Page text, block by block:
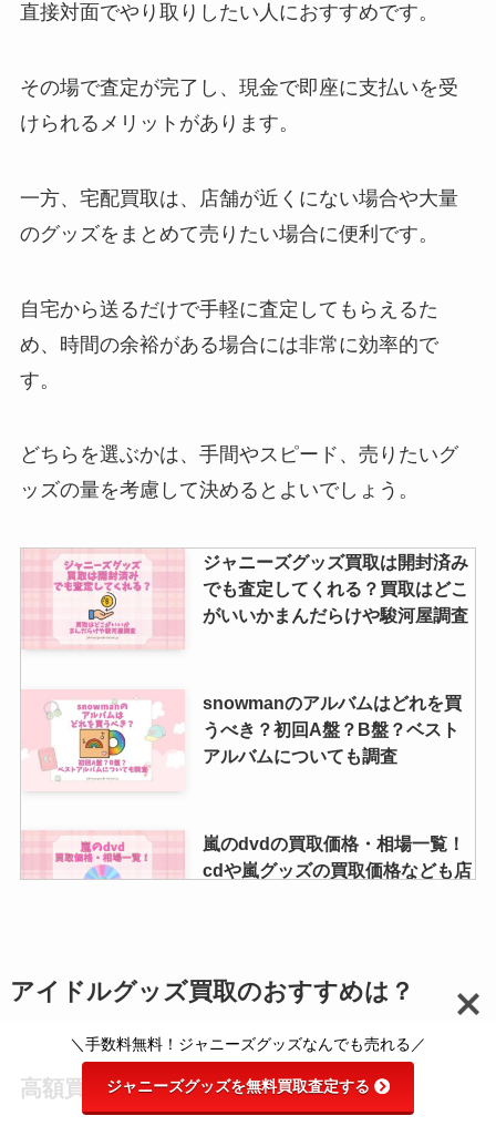
ジャニーズで亡くなった人は誰？
所に所属していて死亡した人は？
人気ない・いじめ・酷評・恥ずか
しいって本当？
sixtonesの活動休止の理由は？い
つから？文春で婚約者が？！解散
危機を調査
アイドルグッズ買取で持ち込みお
意点など調査！
キンプリの買取はいくら？まんだ
らけ・ブックオフ・駿河屋などお
直接対面でやり取りしたい人におすすめです。
その場で査定が完了し、現金で即座に支払いを受
けられるメリットがあります。
一方、宅配買取は、店舗が近くにない場合や大量
のグッズをまとめて売りたい場合に便利です。
自宅から送るだけで手軽に査定してもらえるた
め、時間の余裕がある場合には非常に効率的で
す。
どちらを選ぶかは、手間やスピード、売りたいグ
ッズの量を考慮して決めるとよいでしょう。
ジャニーズグッズ買取は開封済み
でも査定してくれる？買取はどこ
がいいかまんだらけや駿河屋調査
snowmanのアルバムはどれを買
うべき？初回A盤？B盤？ベスト
アルバムについても調査
嵐のdvdの買取価格・相場一覧！
cdや嵐グッズの買取価格なども店
関ジャニのメンバーカラー一覧！
誰？決め方も紹介
アイドルグッズ買取のおすすめは？
高額買取を期待するなら駿河屋
＼手数料無料！ジャニーズグッズなんでも売れる／
ジャニーズグッズを無料買取査定する